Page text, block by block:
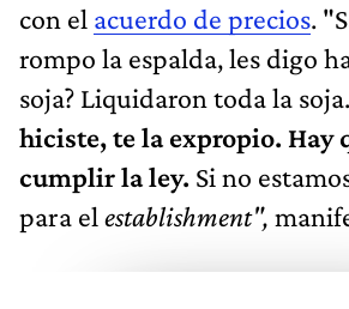
con el acuerdo de precios.
rompo la espalda, les digo
soja? Liquidaron toda la soja.
hiciste, te la expropio. Hay
cumplir la ley. Si no
para el establishment",